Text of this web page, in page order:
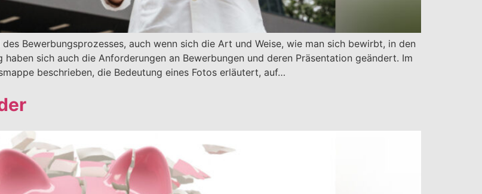
Bewerbungsprozesses, auch wenn sich die Art und Weise, wie man sich bewirbt, in den
sich auch die Anforderungen an Bewerbungen und deren Präsentation geändert. Im
beschrieben, die Bedeutung eines Fotos erläutert, auf…